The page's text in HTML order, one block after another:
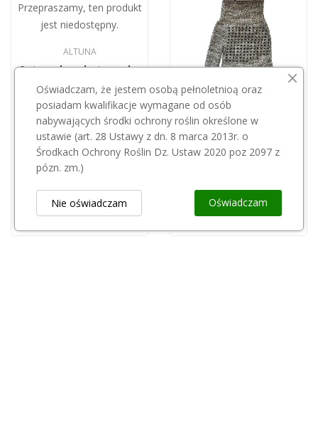
Przepraszamy, ten produkt
jest niedostępny.
ALTUNA
Ostrze do sekatora elektrycznego...
75,01 zł
PELLENC
Oświadczam, że jestem osobą pełnoletnioą oraz
posiadam kwalifikacje wymagane od osób
nabywających środki ochrony roślin określone w
ustawie (art. 28 Ustawy z dn. 8 marca 2013r. o
Środkach Ochrony Roślin Dz. Ustaw 2020 poz 2097 z
pózn. zm.)
Oświadczam
Nie oświadczam